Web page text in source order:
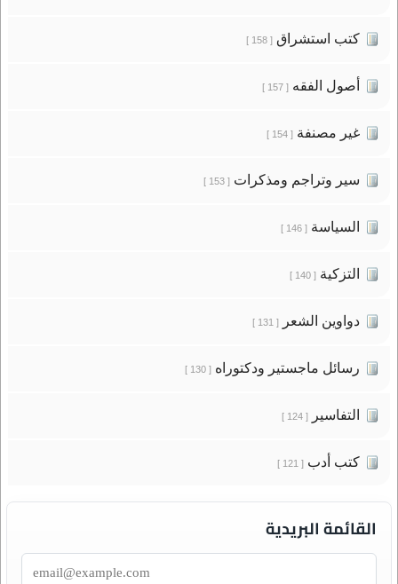
كتب استشراق[ 158 ]
أصول الفقه[ 157 ]
غير مصنفة[ 154 ]
سير وتراجم ومذكرات[ 153 ]
السياسة[ 146 ]
التزكية[ 140 ]
دواوين الشعر[ 131 ]
رسائل ماجستير ودكتوراه[ 130 ]
التفاسير[ 124 ]
كتب أدب[ 121 ]
القائمة البريدية